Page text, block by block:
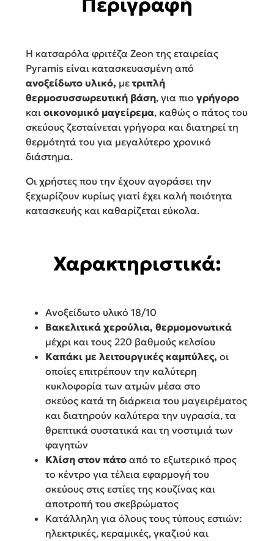
Περιγραφή
Η κατσαρόλα φριτέζα Zeon της εταιρείας
Pyramis είναι κατασκευασμένη από
ανοξείδωτο υλικό, με τριπλή
θερμοσυσσωρευτική βάση, για πιο γρήγορο
και οικονομικό μαγείρεμα, καθώς ο πάτος του
σκεύους ζεσταίνεται γρήγορα και διατηρεί τη
θερμότητά του για μεγαλύτερο χρονικό
διάστημα.
Οι χρήστες που την έχουν αγοράσει την
ξεχωρίζουν κυρίως γιατί έχει καλή ποιότητα
κατασκευής και καθαρίζεται εύκολα.
Χαρακτηριστικά:
Ανοξείδωτο υλικό 18/10
Βακελιτικά χερούλια, θερμομονωτικά
μέχρι και τους 220 βαθμούς κελσίου
Καπάκι με λειτουργικές καμπύλες, οι
οποίες επιτρέπουν την καλύτερη
κυκλοφορία των ατμών μέσα στο
σκεύος κατά τη διάρκεια του μαγειρέματος
και διατηρούν καλύτερα την υγρασία, τα
θρεπτικά συστατικά και τη νοστιμιά των
φαγητών
Κλίση στον πάτο από το εξωτερικό προς
το κέντρο για τέλεια εφαρμογή του
σκεύους στις εστίες της κουζίνας και
αποτροπή του σκεβρώματος
Κατάλληλη για όλους τους τύπους εστιών:
ηλεκτρικές, κεραμικές, γκαζιού και